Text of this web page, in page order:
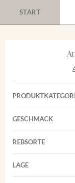
START
Cuvées
Rosé
Weißwein
GESCHMACK
Trocken
REBSORTE
Chardonnay
LAGE
Achkarrer